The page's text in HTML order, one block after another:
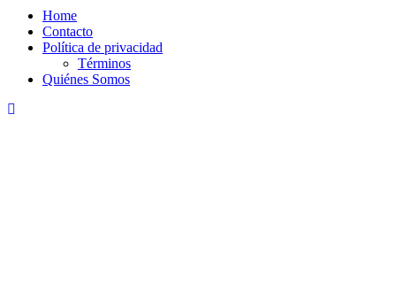
Home
Contacto
Política de privacidad
Términos
Quiénes Somos